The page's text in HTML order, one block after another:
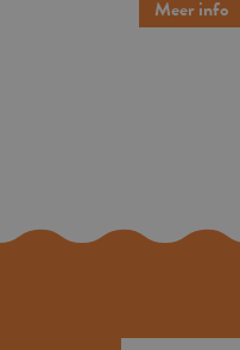
Meer info